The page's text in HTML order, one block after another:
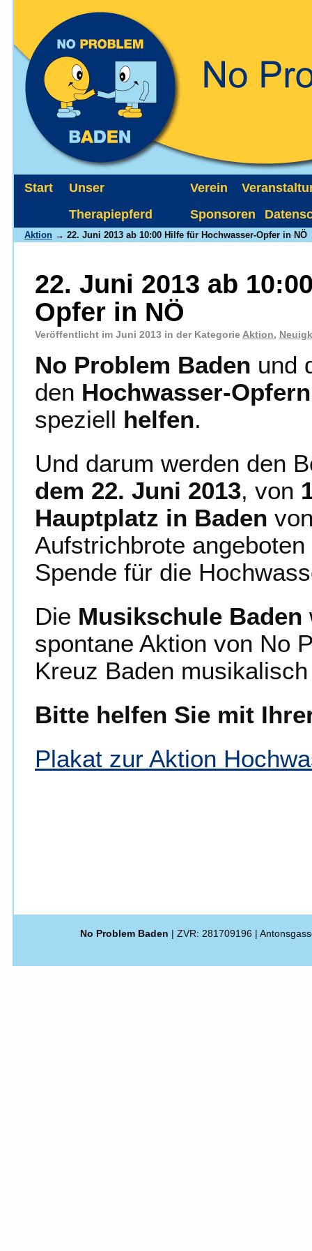
Start
Unser
Therapiepferd
Verein
Sponsoren
Aktion → 22. Juni 2013 ab 10:00 Hilfe für Hochwasser-Opfer in NÖ
22. Juni 2013 ab
Opfer in NÖ
Veröffentlicht im Juni 2013 in der Kategorie Aktion,
No Problem Baden und
den Hochwasser-Opfern
speziell helfen.
Und darum werden den
dem 22. Juni 2013, von
Hauptplatz in Baden
Aufstrichbrote
Spende für die
Die Musikschule Baden
spontane Aktion von No
Kreuz Baden
Bitte helfen Sie mit
Plakat zur Aktion
No Problem Baden | ZVR: 281709196 |